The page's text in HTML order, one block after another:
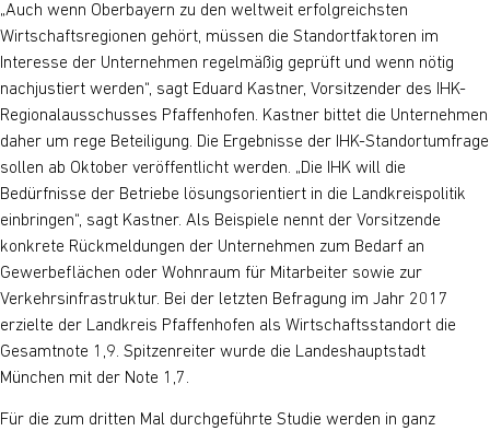
„Auch wenn Oberbayern zu den weltweit erfolgreichsten
Wirtschaftsregionen gehört, müssen die Standortfaktoren im
Interesse der Unternehmen regelmäßig geprüft und wenn nötig
nachjustiert werden“, sagt Eduard Kastner, Vorsitzender des IHK-
Regionalausschusses Pfaffenhofen. Kastner bittet die Unternehmen
daher um rege Beteiligung. Die Ergebnisse der IHK-Standortumfrage
sollen ab Oktober veröffentlicht werden. „Die IHK will die
Bedürfnisse der Betriebe lösungsorientiert in die Landkreispolitik
einbringen“, sagt Kastner. Als Beispiele nennt der Vorsitzende
konkrete Rückmeldungen der Unternehmen zum Bedarf an
Gewerbeflächen oder Wohnraum für Mitarbeiter sowie zur
Verkehrsinfrastruktur. Bei der letzten Befragung im Jahr 2017
erzielte der Landkreis Pfaffenhofen als Wirtschaftsstandort die
Gesamtnote 1,9. Spitzenreiter wurde die Landeshauptstadt
München mit der Note 1,7.
Für die zum dritten Mal durchgeführte Studie werden in ganz